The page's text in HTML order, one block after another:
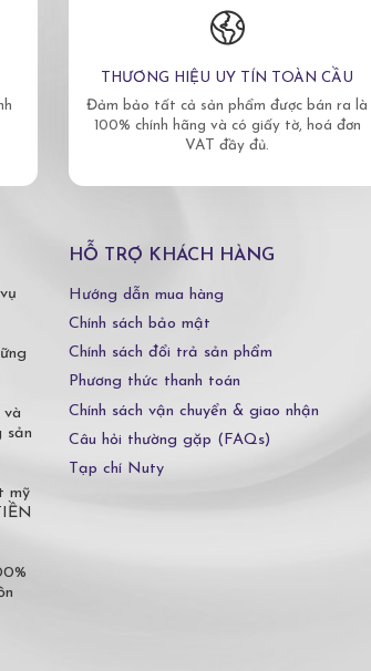
THƯƠNG HIỆU UY TÍN TOÀN CẦU
Đảm bảo tất cả sản phẩm được bán ra là
100% chính hãng và có giấy tờ, hoá đơn
VAT đầy đủ.
sản
mỹ
HỖ TRỢ KHÁCH HÀNG
Hướng dẫn mua hàng
Chính sách bảo mật
Chính sách đổi trả sản phẩm
Phương thức thanh toán
Chính sách vận chuyển & giao nhận
Câu hỏi thường gặp (FAQs)
Tạp chí Nuty